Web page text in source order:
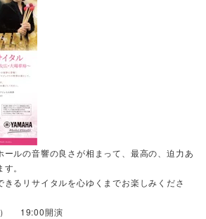
ールの音響の良さが相まって、最高の、迫力あ
。
きるリサイタルを心ゆくまでお楽しみくださ
） 19:00開演